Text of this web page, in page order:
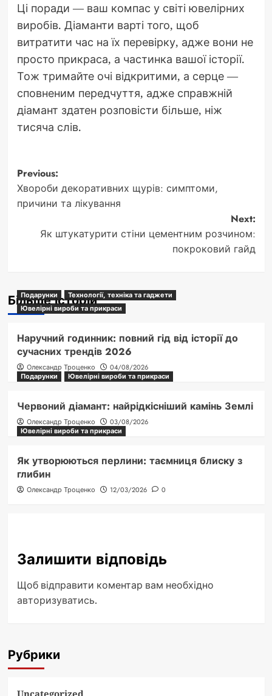
Ці поради — ваш компас у світі ювелірних
виробів. Діаманти варті того, щоб
витратити час на їх перевірку, адже вони не
просто прикраса, а частинка вашої історії.
Тож тримайте очі відкритими, а серце —
сповненим передчуття, адже справжній
діамант здатен розповісти більше, ніж
тисяча слів.
Post
navigation
Previous:
Хвороби декоративних щурів: симптоми,
причини та лікування
Next:
Як штукатурити стіни цементним розчином:
покроковий гайд
Більше історій
Подарунки
Технології, техніка та гаджети
Ювелірні вироби та прикраси
Наручний годинник: повний гід від історії до
сучасних трендів 2026
Олександр Троценко
04/08/2026
Подарунки
Ювелірні вироби та прикраси
Червоний діамант: найрідкісніший камінь Землі
Олександр Троценко
03/08/2026
Ювелірні вироби та прикраси
Як утворюються перлини: таємниця блиску з
глибин
Олександр Троценко 12/03/2026 0
Залишити відповідь
Щоб відправити коментар вам необхідно
авторизуватись.
Рубрики